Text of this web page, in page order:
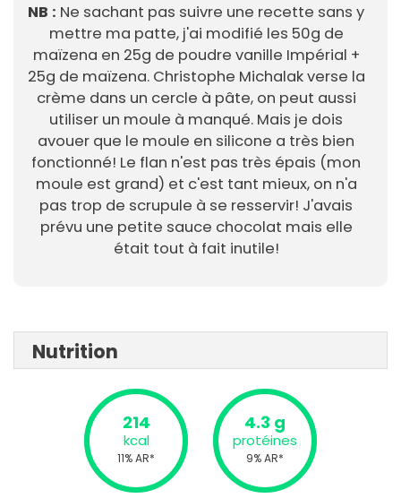
NB : Ne sachant pas suivre une recette sans y
mettre ma patte, j'ai modifié les 50g de
maïzena en 25g de poudre vanille Impérial +
25g de maïzena. Christophe Michalak verse la
crème dans un cercle à pâte, on peut aussi
utiliser un moule à manqué. Mais je dois
avouer que le moule en silicone a très bien
fonctionné! Le flan n'est pas très épais (mon
moule est grand) et c'est tant mieux, on n'a
pas trop de scrupule à se resservir! J'avais
prévu une petite sauce chocolat mais elle
était tout à fait inutile!
Nutrition
214
kcal
11% AR*
4.3 g
protéines
9% AR*